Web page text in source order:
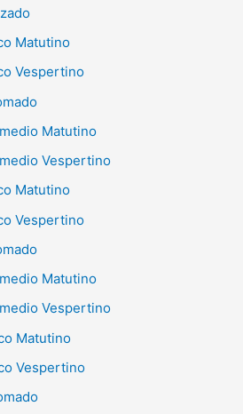
Matutino
Vespertino
Matutino
Vespertino
Matutino
Vespertino
Matutino
Vespertino
Matutino
Vespertino